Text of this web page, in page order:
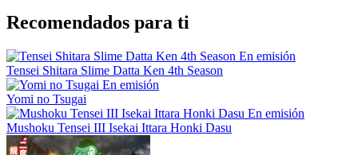
Recomendados para ti
En emisión
Tensei Shitara Slime Datta Ken 4th Season
En emisión
Yomi no Tsugai
En emisión
Mushoku Tensei III Isekai Ittara Honki Dasu